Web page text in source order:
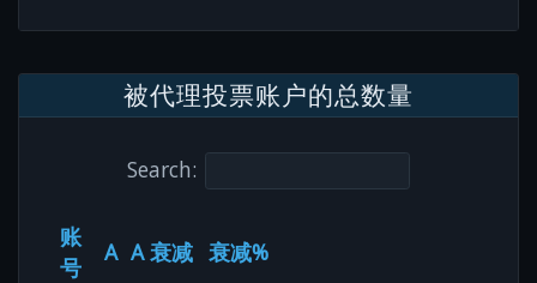
被代理投票账户的总数量
Search:
账
号
A A 衰减 衰减%